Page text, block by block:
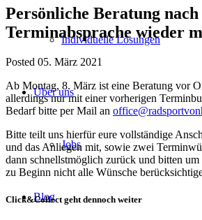
Individuelle Lösungen
Über uns
Jobs
Blog
Persönliche Beratung nach
Terminabsprache wieder
Posted 05. März 2021
Ab Montag, 8. März ist eine Beratung vor
allerdings nur mit einer vorherigen
Bedarf bitte per Mail an
Bitte teilt uns hierfür eure vollständige
und das Anliegen mit, sowie zwei
dann schnellstmöglich zurück und bitten um
zu Beginn nicht alle Wünsche
Click&Collect geht dennoch weiter